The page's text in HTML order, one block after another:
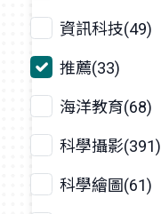
資訊科技(49)
推薦(33)
海洋教育(68)
科學攝影(391)
科學繪圖(61)